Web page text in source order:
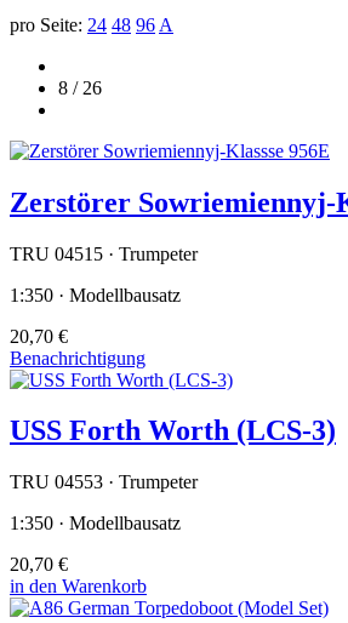
pro Seite: 24 48 96 A
8 / 26
Zerstörer Sowriemiennyj-
TRU 04515 · Trumpeter
1:350 · Modellbausatz
20,70 €
Benachrichtigung
USS Forth Worth (LCS-3)
TRU 04553 · Trumpeter
1:350 · Modellbausatz
20,70 €
in den Warenkorb